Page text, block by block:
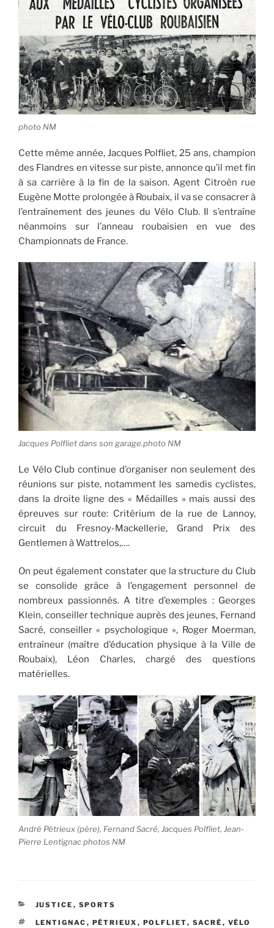
photo NM
Cette même année, Jacques Polfliet, 25 ans, champion
des Flandres en vitesse sur piste, annonce qu’il met fin
à sa carrière à la fin de la saison. Agent Citroën rue
Eugène Motte prolongée à Roubaix, il va se consacrer à
l’entraînement des jeunes du Vélo Club. Il s’entraîne
néanmoins sur l’anneau roubaisien en vue des
Championnats de France.
Jacques Polfliet dans son garage.photo NM
Le Vélo Club continue d’organiser non seulement des
réunions sur piste, notamment les samedis cyclistes,
dans la droite ligne des « Médailles » mais aussi des
épreuves sur route: Critérium de la rue de Lannoy,
circuit du Fresnoy-Mackellerie, Grand Prix des
Gentlemen à Wattrelos,….
On peut également constater que la structure du Club
se consolide grâce à l’engagement personnel de
nombreux passionnés. A titre d’exemples : Georges
Klein, conseiller technique auprès des jeunes, Fernand
Sacré, conseiller « psychologique », Roger Moerman,
entraîneur (maître d’éducation physique à la Ville de
Roubaix), Léon Charles, chargé des questions
matérielles.
André Pétrieux (père), Fernand Sacré, Jacques Polfliet, Jean-
Pierre Lentignac photos NM
CATÉGORIES
JUSTICE , SPORTS
ÉTIQUETTES
LENTIGNAC , PÉTRIEUX , POLFLIET, SACRÉ , VÉLO